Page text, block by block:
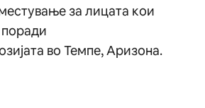
за лицата кои
во Темпе, Аризона.